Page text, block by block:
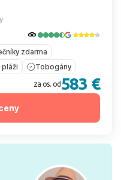
zdarma
pláži Tobogány
za os. od 583 €